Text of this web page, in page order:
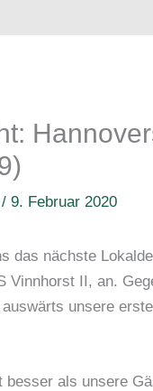
/9. Februar 2020
das nächste
Vinnhorst II, an.
unsere
als unsere